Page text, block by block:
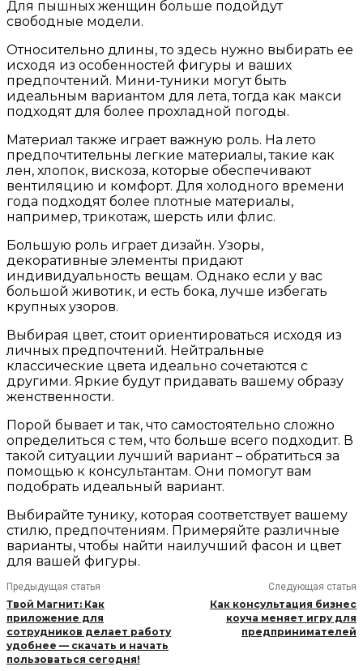
Для пышных женщин больше подойдут
свободные модели.
Относительно длины, то здесь нужно выбирать ее
исходя из особенностей фигуры и ваших
предпочтений. Мини-туники могут быть
идеальным вариантом для лета, тогда как макси
подходят для более прохладной погоды.
Материал также играет важную роль. На лето
предпочтительны легкие материалы, такие как
лен, хлопок, вискоза, которые обеспечивают
вентиляцию и комфорт. Для холодного времени
года подходят более плотные материалы,
например, трикотаж, шерсть или флис.
Большую роль играет дизайн. Узоры,
декоративные элементы придают
индивидуальность вещам. Однако если у вас
большой животик, и есть бока, лучше избегать
крупных узоров.
Выбирая цвет, стоит ориентироваться исходя из
личных предпочтений. Нейтральные
классические цвета идеально сочетаются с
другими. Яркие будут придавать вашему образу
женственности.
Порой бывает и так, что самостоятельно сложно
определиться с тем, что больше всего подходит. В
такой ситуации лучший вариант – обратиться за
помощью к консультантам. Они помогут вам
подобрать идеальный вариант.
Выбирайте тунику, которая соответствует вашему
стилю, предпочтениям. Примеряйте различные
варианты, чтобы найти наилучший фасон и цвет
для вашей фигуры.
Предыдущая статья
Твой Магнит: Как
приложение для
сотрудников делает работу
удобнее — скачать и начать
пользоваться сегодня!
Следующая статья
Как консультация бизнес
коуча меняет игру для
предпринимателей